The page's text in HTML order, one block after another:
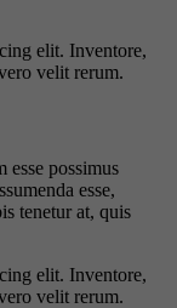
elit. Inventore,
velit rerum.
esse possimus
esse,
tenetur at, quis
elit. Inventore,
velit rerum.